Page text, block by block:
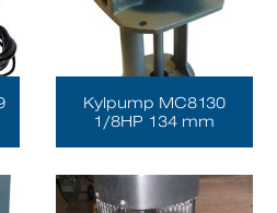
Kylpump MC8130
1/8HP 134 mm